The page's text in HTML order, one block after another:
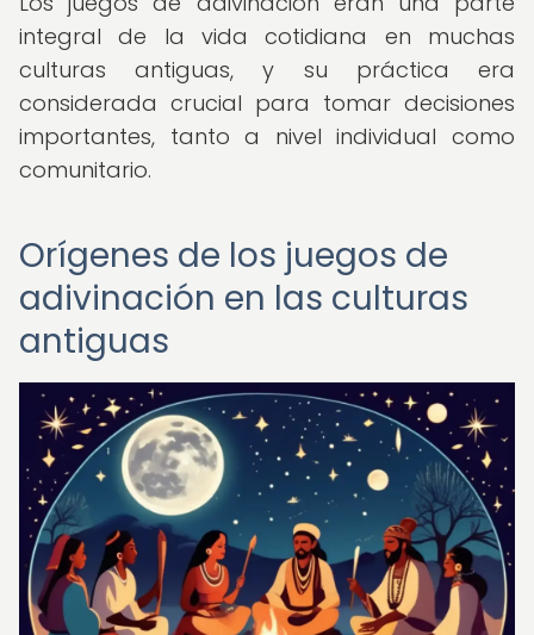
integral de la vida cotidiana en muchas
culturas antiguas, y su práctica era
considerada crucial para tomar decisiones
importantes, tanto a nivel individual como
comunitario.
Orígenes de los juegos de
adivinación en las culturas
antiguas